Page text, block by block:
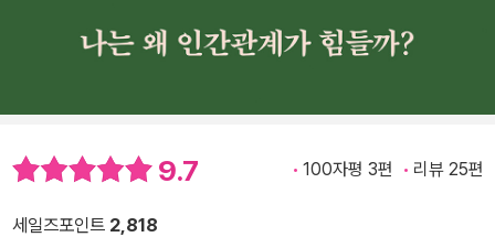
9.7 100자평 3편 리뷰 25편
세일즈포인트 2,818